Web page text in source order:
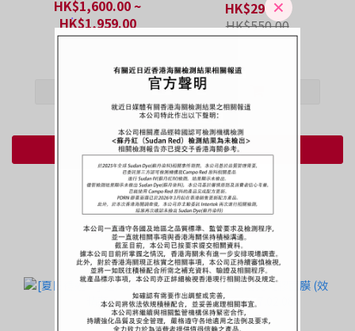
HK$1,600.00 ~
HK$1,959.00
HK$2,920.00
HK$299.00
HK$550.00
查看更多
限時優惠